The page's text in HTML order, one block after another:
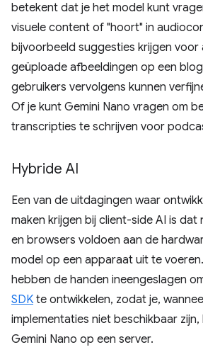
betekent dat je het model kunt
visuele content of "hoort" in
bijvoorbeeld suggesties krijgen voor
geüploade afbeeldingen op een
gebruikers vervolgens kunnen
Of je kunt Gemini Nano vragen om
transcripties te schrijven voor
Hybride AI
Een van de uitdagingen waar
maken krijgen bij client-side AI is dat
en browsers voldoen aan de
model op een apparaat uit te
hebben de handen ineengeslagen
SDK te ontwikkelen, zodat je,
implementaties niet beschikbaar
Gemini Nano op een server.